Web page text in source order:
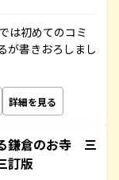
は初めてのコミ
が書きおろしまし
詳細を見る
鎌倉のお寺 三
訂版